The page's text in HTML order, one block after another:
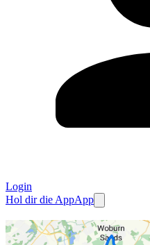
Login
Hol dir die AppApp